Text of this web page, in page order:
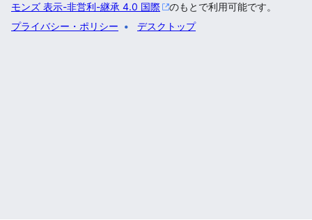
モンズ 表示-非営利-継承 4.0 国際
のもとで利用可能です。
プライバシー・ポリシー
デスクトップ